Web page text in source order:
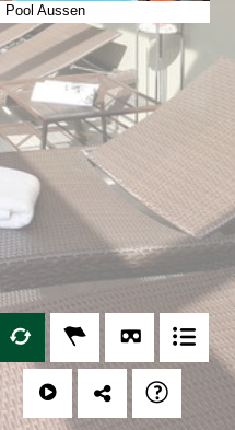
Pool Aussen